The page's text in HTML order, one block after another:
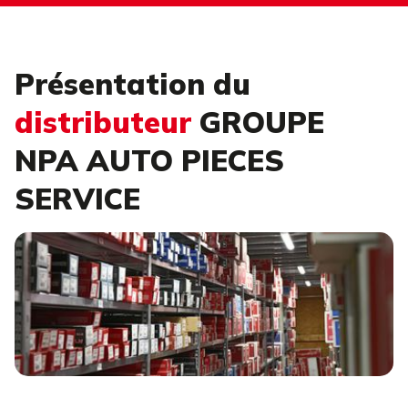
Présentation du
distributeur GROUPE
NPA AUTO PIECES
SERVICE